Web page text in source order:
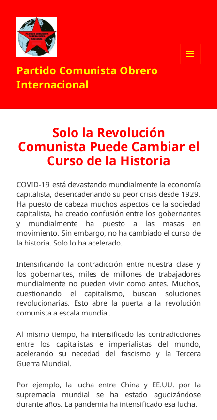
Partido Comunista Obrero
Internacional
Solo la Revolución
Comunista Puede Cambiar el
Curso de la Historia
COVID-19 está devastando mundialmente la economía
capitalista, desencadenando su peor crisis desde 1929.
Ha puesto de cabeza muchos aspectos de la sociedad
capitalista, ha creado confusión entre los gobernantes
y mundialmente ha puesto a las masas en
movimiento. Sin embargo, no ha cambiado el curso de
la historia. Solo lo ha acelerado.
Intensificando la contradicción entre nuestra clase y
los gobernantes, miles de millones de trabajadores
mundialmente no pueden vivir como antes. Muchos,
cuestionando el capitalismo, buscan soluciones
revolucionarias. Esto abre la puerta a la revolución
comunista a escala mundial.
Al mismo tiempo, ha intensificado las contradicciones
entre los capitalistas e imperialistas del mundo,
acelerando su necedad del fascismo y la Tercera
Guerra Mundial.
Por ejemplo, la lucha entre China y EE.UU. por la
supremacía mundial se ha estado agudizándose
durante años. La pandemia ha intensificado esa lucha.